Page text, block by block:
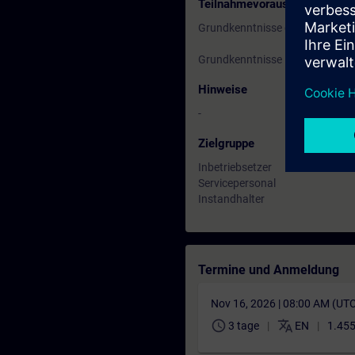
Teilnahmevoraussetzung
Grundkenntnisse der
Grundkenntnisse in SIMATIC
Hinweise
-
Zielgruppe
Inbetriebsetzer
Servicepersonal
Instandhalter
Termine und Anmeldung
Nov 16, 2026 | 08:00 AM
schedule 3 tage translate EN